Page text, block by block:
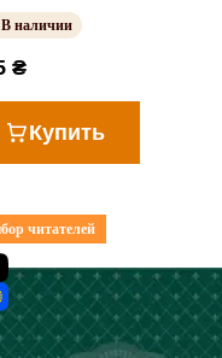
В наличии
₴
Купить
читателей